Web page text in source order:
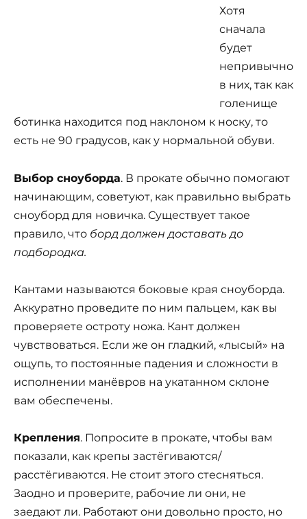
Хотя
сначала
будет
непривычно
в них, так как
голенище
ботинка находится под наклоном к носку, то
есть не 90 градусов, как у нормальной обуви.
Выбор сноуборда. В прокате обычно помогают
начинающим, советуют, как правильно выбрать
сноуборд для новичка. Существует такое
правило, что борд должен доставать до
подбородка.
Кантами называются боковые края сноуборда.
Аккуратно проведите по ним пальцем, как вы
проверяете остроту ножа. Кант должен
чувствоваться. Если же он гладкий, «лысый» на
ощупь, то постоянные падения и сложности в
исполнении манёвров на укатанном склоне
вам обеспечены.
Крепления. Попросите в прокате, чтобы вам
показали, как крепы застёгиваются/
расстёгиваются. Не стоит этого стесняться.
Заодно и проверите, рабочие ли они, не
заедают ли. Работают они довольно просто, но